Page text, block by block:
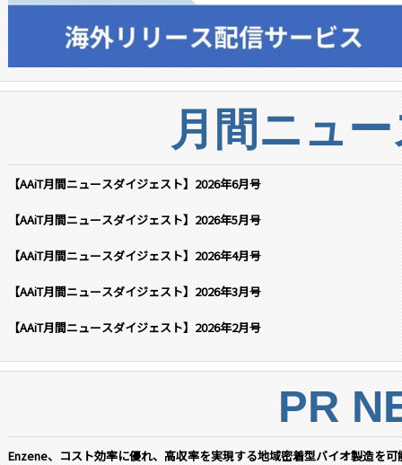
月間ニュ
【AAiT月間ニュースダイジェスト】2026年6月号
【AAiT月間ニュースダイジェスト】2026年5月号
【AAiT月間ニュースダイジェスト】2026年4月号
【AAiT月間ニュースダイジェスト】2026年3月号
【AAiT月間ニュースダイジェスト】2026年2月号
PR
Enzene、コスト効率に優れ、高収率を実現する地域密着型バイオ製造を